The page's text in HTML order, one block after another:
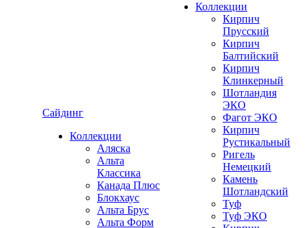
Сайдинг
Коллекции
Аляска
Альта
Классика
Канада Плюс
Блокхаус
Альта Брус
Альта Форм
Коллекции
Кирпич
Прусский
Кирпич
Балтийский
Кирпич
Клинкерный
Шотландия
ЭКО
Фагот ЭКО
Кирпич
Рустикальный
Ригель
Немецкий
Камень
Шотландский
Туф
Туф ЭКО